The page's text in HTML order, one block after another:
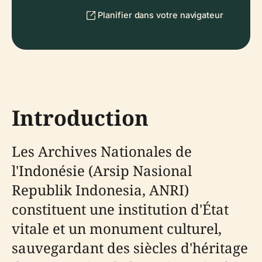
Planifier dans votre navigateur
Introduction
Les Archives Nationales de
l'Indonésie (Arsip Nasional
Republik Indonesia, ANRI)
constituent une institution d'État
vitale et un monument culturel,
sauvegardant des siècles d'héritage